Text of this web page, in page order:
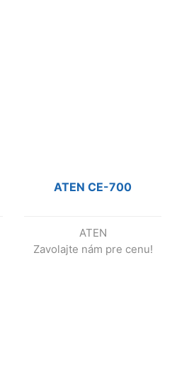
ATEN CE-700
ATEN
Zavolajte nám pre cenu!